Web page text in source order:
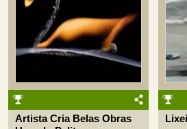
Artista Cria Belas Obras